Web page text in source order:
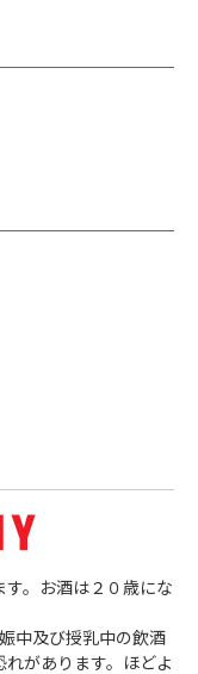
。お酒は２０歳にな
中及び授乳中の飲酒
があります。ほどよ